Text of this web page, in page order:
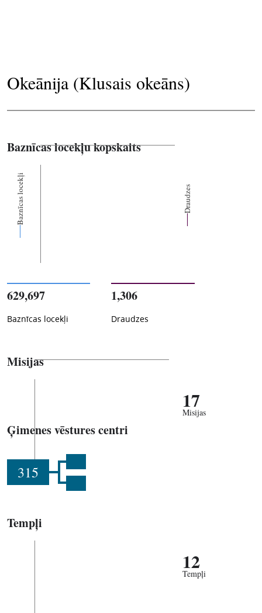
Okeānija (Klusais okeāns)
Baznīcas locekļu kopskaits
Baznīcas locekļi Draudzes
629,697
Baznīcas locekļi
1,306
Draudzes
Misijas
17
Misijas
Ģimenes vēstures centri
315
Tempļi
12
Tempļi